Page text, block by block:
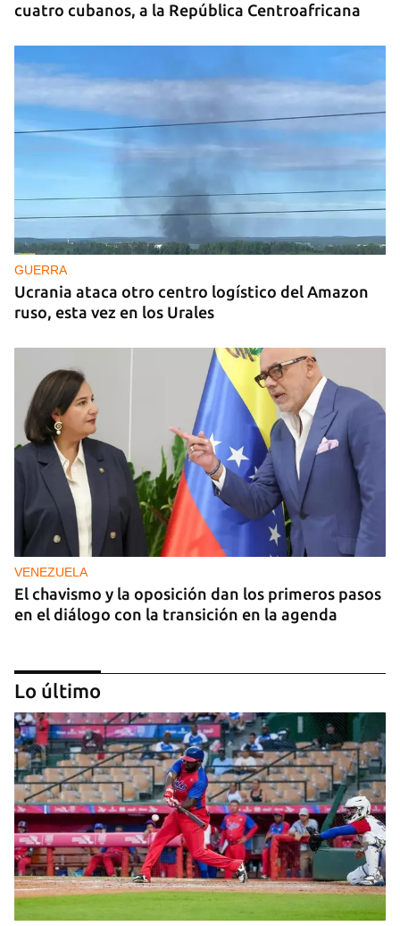
cuatro cubanos, a la República Centroafricana
GUERRA
Ucrania ataca otro centro logístico del Amazon
ruso, esta vez en los Urales
VENEZUELA
El chavismo y la oposición dan los primeros pasos
en el diálogo con la transición en la agenda
NICARAGUA
EE UU propone a la OEA convocar a los
cancilleres para "tomar medidas" contra las
Lo último